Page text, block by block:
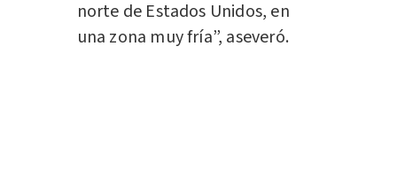
norte de Estados Unidos, en
una zona muy fría”, aseveró.